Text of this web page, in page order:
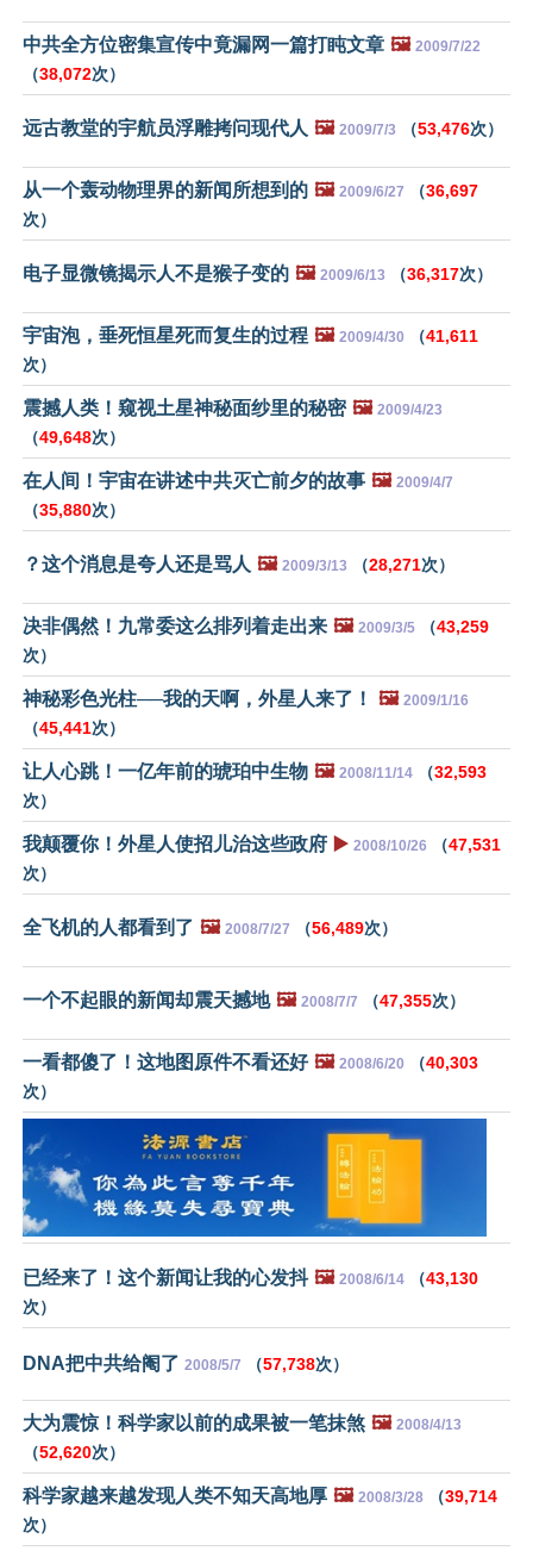
中共全方位密集宣传中竟漏网一篇打盹文章 🖼️ 2009/7/22
（38,072次）
远古教堂的宇航员浮雕拷问现代人 🖼️ 2009/7/3 （53,476次）
从一个轰动物理界的新闻所想到的 🖼️ 2009/6/27 （36,697
次）
电子显微镜揭示人不是猴子变的 🖼️ 2009/6/13 （36,317次）
宇宙泡，垂死恒星死而复生的过程 🖼️ 2009/4/30 （41,611
次）
震撼人类！窥视土星神秘面纱里的秘密 🖼️ 2009/4/23
（49,648次）
在人间！宇宙在讲述中共灭亡前夕的故事 🖼️ 2009/4/7
（35,880次）
？这个消息是夸人还是骂人 🖼️ 2009/3/13 （28,271次）
决非偶然！九常委这么排列着走出来 🖼️ 2009/3/5 （43,259
次）
神秘彩色光柱──我的天啊，外星人来了！ 🖼️ 2009/1/16
（45,441次）
让人心跳！一亿年前的琥珀中生物 🖼️ 2008/11/14 （32,593
次）
我颠覆你！外星人使招儿治这些政府 ▶️ 2008/10/26 （47,531
次）
全飞机的人都看到了 🖼️ 2008/7/27 （56,489次）
一个不起眼的新闻却震天撼地 🖼️ 2008/7/7 （47,355次）
一看都傻了！这地图原件不看还好 🖼️ 2008/6/20 （40,303
次）
已经来了！这个新闻让我的心发抖 🖼️ 2008/6/14 （43,130
次）
DNA把中共给阉了 2008/5/7 （57,738次）
大为震惊！科学家以前的成果被一笔抹煞 🖼️ 2008/4/13
（52,620次）
科学家越来越发现人类不知天高地厚 🖼️ 2008/3/28 （39,714
次）